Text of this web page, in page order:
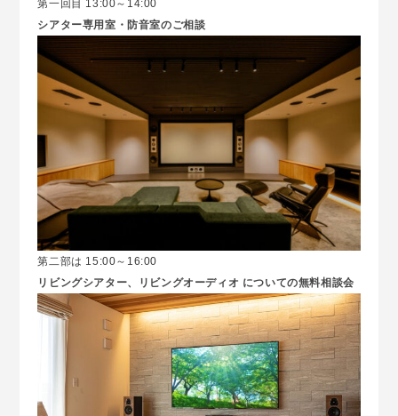
第一回目 13:00～14:00
シアター専用室・防音室のご相談
第二部は 15:00～16:00
リビングシアター、リビングオーディオ についての無料相談会